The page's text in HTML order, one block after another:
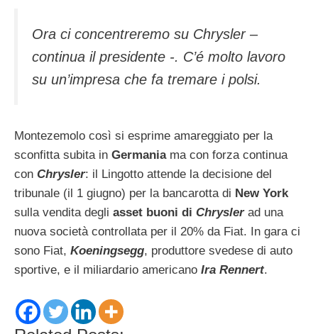
Ora ci concentreremo su Chrysler –
continua il presidente -. C’é molto lavoro
su un’impresa che fa tremare i polsi.
Montezemolo così si esprime amareggiato per la
sconfitta subita in Germaniama con forza continua
con Chrysler: il Lingotto attende la decisione del
tribunale (il 1 giugno) per la bancarotta di New York
sulla vendita degli asset buoni di Chryslerad una
nuova società controllata per il 20% da Fiat. In gara ci
sono Fiat, Koeningsegg, produttore svedese di auto
sportive, e il miliardario americano Ira Rennert.